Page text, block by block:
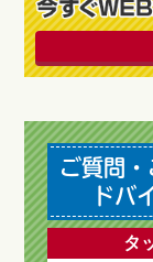
ご質問
ドバ
タ